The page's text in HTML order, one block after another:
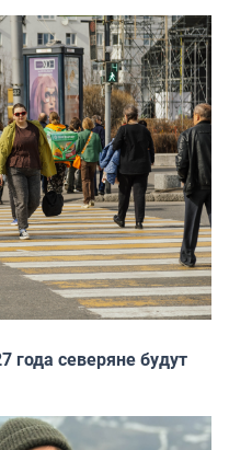
года северяне будут